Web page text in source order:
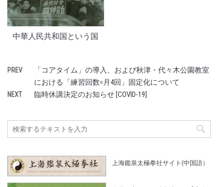
中華人民共和国という国
PREV
「コアタイム」の導入、および秋津・代々木公園教室
における「練習回数=月4回」固定化について
NEXT 臨時休講決定のお知らせ [COVID-19]
上海鑑泉太極拳社サイト(中国語）